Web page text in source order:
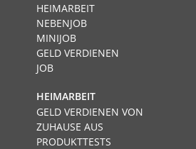
HEIMARBEIT
NEBENJOB
MINIJOB
GELD VERDIENEN
JOB
HEIMARBEIT
GELD VERDIENEN VON
ZUHAUSE AUS
PRODUKTTESTS